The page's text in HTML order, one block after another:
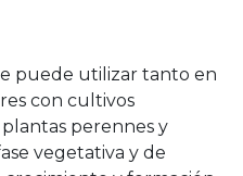
puede utilizar tanto en
con cultivos
perennes y
vegetativa y de